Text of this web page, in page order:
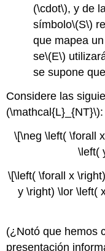
(\cdot\), y de
símbolo\(S\)
que mapea
se\(E\)
se supone
Considere las
(\mathcal{L}_{NT}\):
\[\neg \left( \forall
\left(
\[\left( \forall x
y \right) \lor \left(
(¿Notó que hemos
presentación